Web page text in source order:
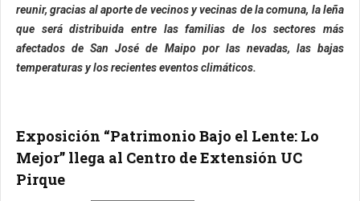
reunir, gracias al aporte de vecinos y vecinas de la comuna, la leña
que será distribuida entre las familias de los sectores más
afectados de San José de Maipo por las nevadas, las bajas
temperaturas y los recientes eventos climáticos.
Exposición “Patrimonio Bajo el Lente: Lo
Mejor” llega al Centro de Extensión UC
Pirque